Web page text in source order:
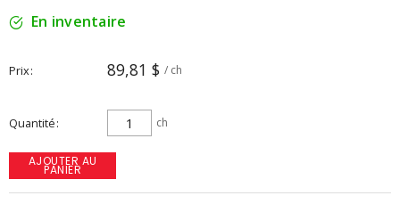
En inventaire
Prix 89,81 $ / ch
Quantité ch
AJOUTER AU
PANIER